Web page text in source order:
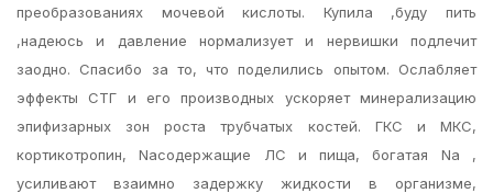
преобразованиях мочевой кислоты. Купила ,буду пить
,надеюсь и давление нормализует и нервишки подлечит
заодно. Спасибо за то, что поделились опытом. Ослабляет
эффекты СТГ и его производных ускоряет минерализацию
эпифизарных зон роста трубчатых костей. ГКС и МКС,
кортикотропин, Naсодержащие ЛС и пища, богатая Na ,
усиливают взаимно задержку жидкости в организме,